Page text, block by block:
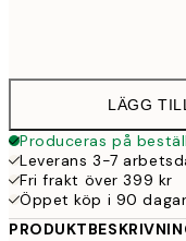
LÄGG
Produceras på
Leverans 3-7
Fri frakt över 399 kr
Öppet köp i 90 dagar